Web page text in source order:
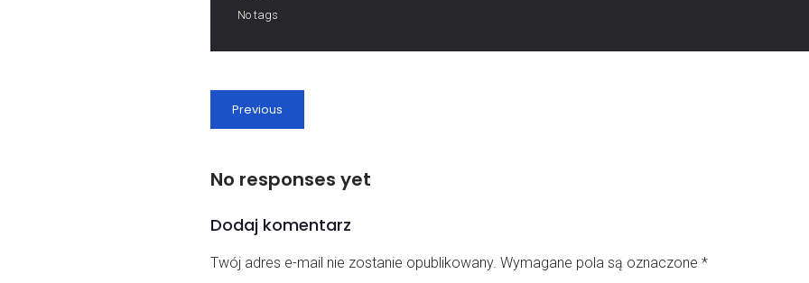
No tags
Previous
No responses yet
Dodaj komentarz
Twój adres e-mail nie zostanie opublikowany. Wymagane pola są oznaczone *